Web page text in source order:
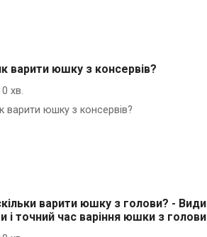
варити юшку з консервів?
хв.
варити юшку з консервів?
варити юшку з голови? - Види
і точний час варіння юшки з голови